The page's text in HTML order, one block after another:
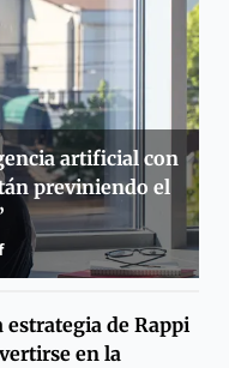
artificial con
previniendo el
estrategia de Rappi
en la